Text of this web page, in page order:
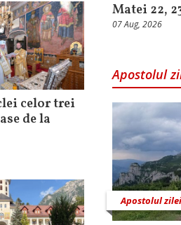
celor trei
de la
Matei 22,
07 Aug, 2026
Apostolul
Apostolul zilei